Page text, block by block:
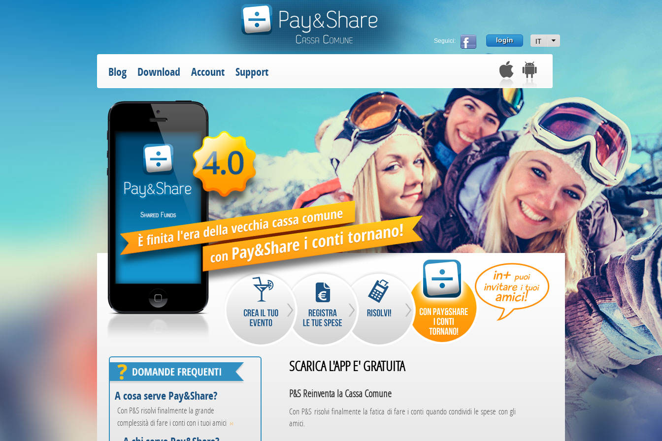
Seguici: IT
login
Blog Download Account Support
A cosa serve Pay&Share?
Con P&S risolvi finalmente la grande
complessità di fare i conti con i tuoi amici
SCARICA L'APP E' GRATUITA
P&S Reinventa la Cassa Comune
Con P&S risolvi finalmente la fatica di fare i conti quando condividi le spese con gli
amici.